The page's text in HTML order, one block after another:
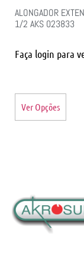
ALONGADOR
1/2 AKS 023833
Faça login para
Ver Opções